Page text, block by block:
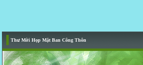
Thư Mời Họp Mặt Ban Công Thôn